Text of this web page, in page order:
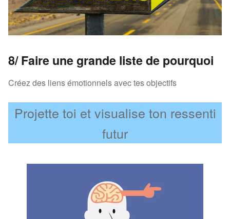
8/ Faire une grande liste de pourquoi
Créez des liens émotionnels avec tes objectifs
Projette toi et visualise ton ressenti
futur